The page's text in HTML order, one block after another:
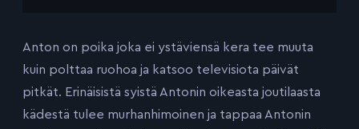
Anton on poika joka ei ystäviensä kera tee muuta
kuin polttaa ruohoa ja katsoo televisiota päivät
pitkät. Erinäisistä syistä Antonin oikeasta joutilaasta
kädestä tulee murhanhimoinen ja tappaa Antonin